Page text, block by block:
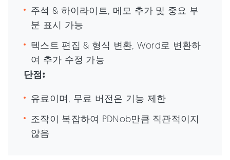
주석 & 하이라이트, 메모 추가 및 중요 부
분 표시 가능
텍스트 편집 & 형식 변환, Word로 변환하
여 추가 수정 가능
단점:
유료이며, 무료 버전은 기능 제한
조작이 복잡하여 PDNob만큼 직관적이지
않음